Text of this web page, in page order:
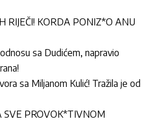
RIJEČI! KORDA PONIZ*O ANU
sa Dudićem, napravio
sa Miljanom Kulić! Tražila je od
SVE PROVOK*TIVNOM